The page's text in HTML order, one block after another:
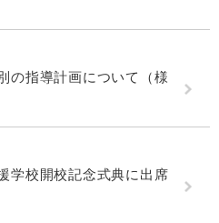
の指導計画について（様
学校開校記念式典に出席